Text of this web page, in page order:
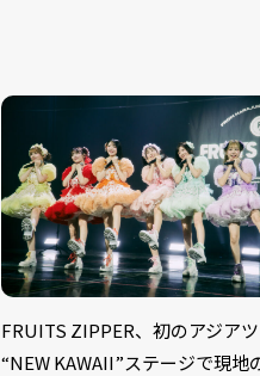
FRUITS ZIPPER、初のアジアツ
“NEW KAWAII”ステージで現地